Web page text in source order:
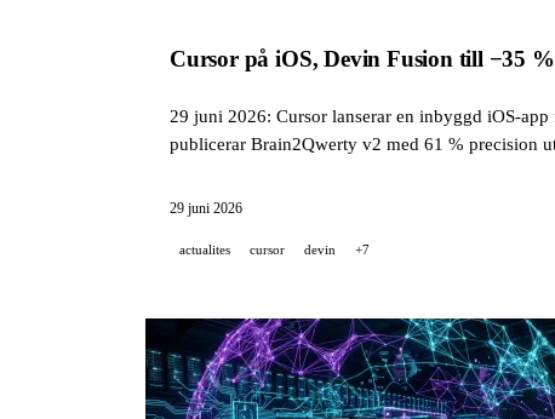
Cursor på iOS, Devin Fusion till −35
29 juni 2026: Cursor lanserar en inbyggd iOS-
publicerar Brain2Qwerty v2 med 61 % precision
29 juni 2026
actualites cursor devin +7